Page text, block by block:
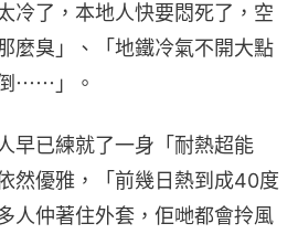
冷了，本地人快要悶死了，空
麼臭」、「地鐵冷氣不開大點
⋯⋯」。
早已練就了一身「耐熱超能
然優雅，「前幾日熱到成40度
人仲著住外套，佢哋都會拎風